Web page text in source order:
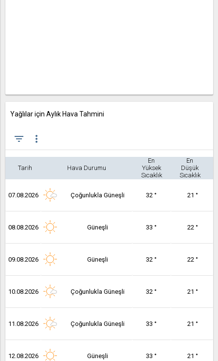
Yağlılar için Aylık Hava Tahmini
filter_list more_vert
Tarih Hava Durumu
En
Yüksek
Sıcaklık
En
Düşük
Sıcaklık
07.08.2026 Çoğunlukla Güneşli 32 ° 21 °
08.08.2026 Güneşli 33 ° 22 °
09.08.2026 Güneşli 32 ° 22 °
10.08.2026 Çoğunlukla Güneşli 32 ° 21 °
11.08.2026 Çoğunlukla Güneşli 33 ° 21 °
12.08.2026 Güneşli 33 ° 21 °